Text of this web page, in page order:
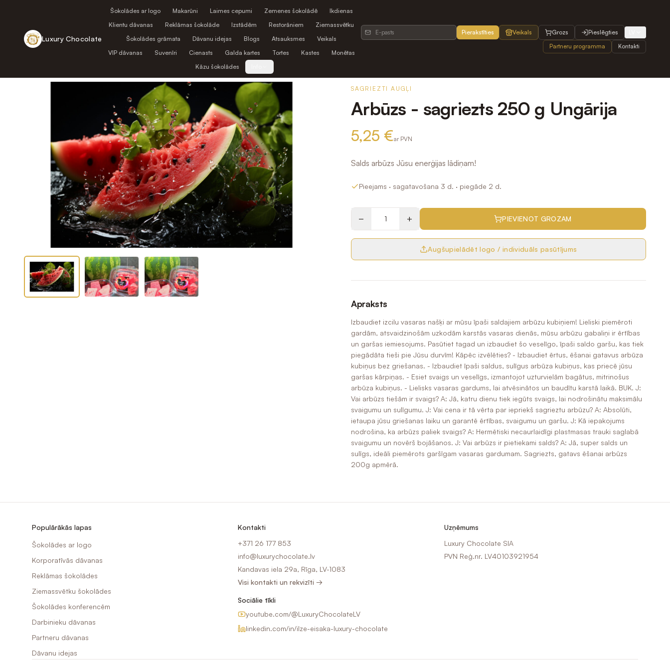
Luxury Chocolate
Šokolādes ar logo Makarūni Laimes cepumi Zemenes šokolādē
Ikdienas
Klientu dāvanas
Reklāmas šokolāde Izstādēm Restorāniem
Ziemassvētku
Šokolādes grāmata
Dāvanu idejas Blogs Atsauksmes
Veikals
VIP dāvanas
Suvenīri Cienasts Galda kartes Tortes Kastes
Monētas
Kāzu šokolādes
Pierakstīties Veikals Grozs Pieslēgties
Partneru programma Kontakti
SAGRIEZTI AUGĻI
Arbūzs - sagriezts 250 g Ungārija
5,25 €ar PVN
Salds arbūzs Jūsu enerģijas lādiņam!
Pieejams · sagatavošana 3 d. · piegāde 2 d.
− + PIEVIENOT GROZAM
Augšupielādēt logo / individuāls pasūtījums
Apraksts
Izbaudiet izcilu vasaras našķi ar mūsu īpaši saldajiem arbūzu kubiņiem! Lieliski piemēroti
gardām, atsvaidzinošām uzkodām karstās vasaras dienās, mūsu arbūzu gabaliņi ir ērtības
un garšas iemiesojums. Pasūtiet tagad un izbaudiet šo veselīgo, īpaši saldo garšu, kas tiek
piegādāta tieši pie Jūsu durvīm! Kāpēc izvēlēties? - Izbaudiet ērtus, ēšanai gatavus arbūza
kubiņus bez griešanas. - Izbaudiet īpaši saldus, sulīgus arbūza kubiņus, kas priecē jūsu
garšas kārpiņas. - Esiet svaigs un veselīgs, izmantojot uzturvielām bagātus, mitrinošus
arbūza kubiņus. - Lielisks vasaras gardums, lai atvēsinātos un baudītu karstā laikā. BUK. J:
Vai arbūzs tiešām ir svaigs? A: Jā, katru dienu tiek iegūts svaigs, lai nodrošinātu maksimālu
svaigumu un sulīgumu. J: Vai cena ir tā vērta par iepriekš sagrieztu arbūzu? A: Absolūti,
ietaupa jūsu griešanas laiku un garantē ērtības, svaigumu un garšu. J: Kā iepakojums
nodrošina, ka arbūzs paliek svaigs? A: Hermētiski necaurlaidīgi plastmasas trauki saglabā
svaigumu un novērš bojāšanos. J: Vai arbūzs ir pietiekami salds? A: Jā, super salds un
sulīgs, ideāli piemērots garšīgam vasaras gardumam. Sagriezts, gatavs ēšanai arbūzs
200g apmērā.
Populārākās lapas
Šokolādes ar logo
Korporatīvās dāvanas
Reklāmas šokolādes
Ziemassvētku šokolādes
Šokolādes konferencēm
Darbinieku dāvanas
Partneru dāvanas
Dāvanu idejas
Kontakti
+371 26 177 853
info@luxurychocolate.lv
Kandavas iela 29a, Rīga, LV-1083
Visi kontakti un rekvizīti →
Sociālie tīkli
youtube.com/@LuxuryChocolateLV
linkedin.com/in/ilze-eisaka-luxury-chocolate
Uzņēmums
Luxury Chocolate SIA
PVN Reģ.nr. LV40103921954